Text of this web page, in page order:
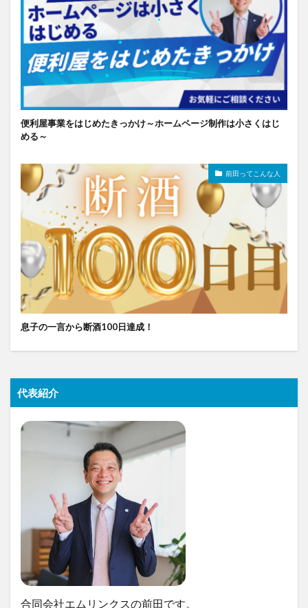
便利屋事業をはじめたきっかけ～ホームページ制作は小さくはじ
める～
前田ってこんな人
息子の一言から断酒100日達成！
代表紹介
合同会社エムリンクスの前田です。